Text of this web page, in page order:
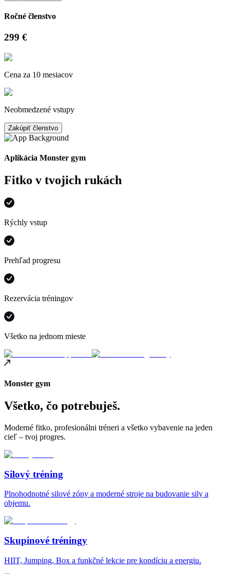
Ročné členstvo
299 €
Cena za 10 mesiacov
Neobmedzené vstupy
Zakúpiť členstvo
Aplikácia Monster gym
Fitko v tvojich rukách
Rýchly vstup
Prehľad progresu
Rezervácia tréningov
Všetko na jednom mieste
Monster gym
Všetko, čo potrebuješ.
Moderné fitko, profesionálni tréneri a všetko vybavenie na jeden
cieľ – tvoj progres.
Silový tréning
Plnohodnotné silové zóny a moderné stroje na budovanie sily a
objemu.
Skupinové tréningy
HIIT, Jumping, Box a funkčné lekcie pre kondíciu a energiu.